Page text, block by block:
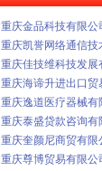
重庆金品科技有限公
重庆凯誉网络通信技
重庆佳技维科技发展
重庆海谛升进出口贸
重庆逸道医疗器械有
重庆泰盛贷款咨询有
重庆奎颜尼商贸有限
重庆尊博贸易有限公
重庆晒微科技有限公